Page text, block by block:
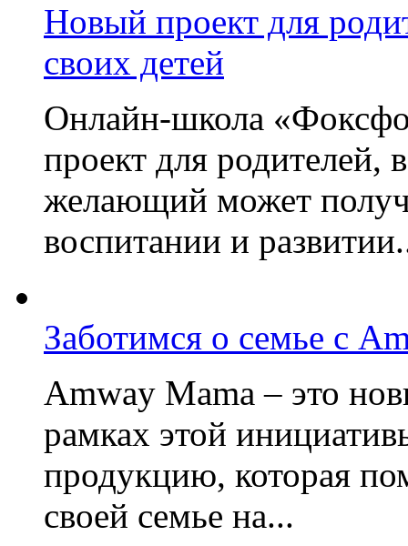
Новый проект для
своих детей
Онлайн-школа
проект для родителей,
желающий может
воспитании и
Заботимся о семье с
Amway Mama – это
рамках этой
продукцию, которая
своей семье на...